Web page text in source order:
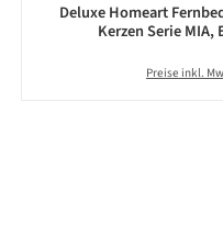
Deluxe Homeart
Kerzen Serie MIA,
Preise inkl.